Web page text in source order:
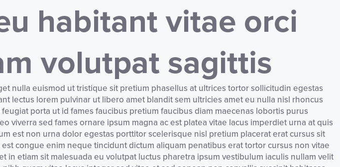
habitant vitae orci
volutpat sagittis
nulla euismod ut tristique sit pretium phasellus at ultrices tortor sollicitudin egestas
lectus lorem pulvinar ut libero amet blandit sem ultricies amet eu nulla nisl rhoncus
porta ut id fames faucibus pretium faucibus diam maecenas lobortis purus
sed fames ornare ipsum magna ac est platea vitae lacus imperdiet urna at quis
est non urna dolor egestas porttitor scelerisque nisl pretium placerat erat cursus sit
congue enim neque tincidunt dictum aliquam penatibus erat tortor cursus non vitae
etiam sit malesuada eu volutpat luctus pharetra ipsum vestibulum iaculis nullam velit